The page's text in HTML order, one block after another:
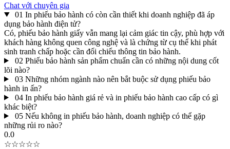
Chat với chuyên gia
01 In phiếu bảo hành có còn cần thiết khi doanh nghiệp đã áp
dụng bảo hành điện tử?
Có, phiếu bảo hành giấy vẫn mang lại cảm giác tin cậy, phù hợp với
khách hàng không quen công nghệ và là chứng từ cụ thể khi phát
sinh tranh chấp hoặc cần đối chiếu thông tin bảo hành.
02 Phiếu bảo hành sản phẩm chuẩn cần có những nội dung cốt
lõi nào?
03 Những nhóm ngành nào nên bắt buộc sử dụng phiếu bảo
hành in ấn?
04 In phiếu bảo hành giá rẻ và in phiếu bảo hành cao cấp có gì
khác biệt?
05 Nếu không in phiếu bảo hành, doanh nghiệp có thể gặp
những rủi ro nào?
0.0
☆☆☆☆☆